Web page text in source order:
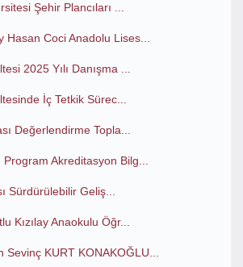
Şehir Plancıları ...
Hasan Coci Anadolu Lises...
2025 Yılı Danışma ...
İç Tetkik Sürec...
Değerlendirme Topla...
Akreditasyon Bilg...
Sürdürülebilir Geliş...
Kızılay Anaokulu Öğr...
Sevinç KURT KONAKOĞLU...